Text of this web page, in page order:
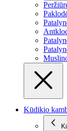
Kūdikio